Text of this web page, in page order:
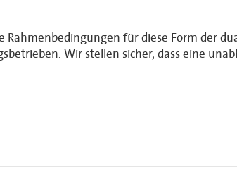
für diese Form der
Wir stellen sicher, dass eine